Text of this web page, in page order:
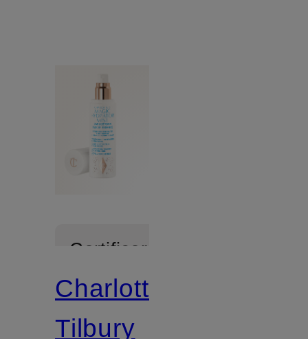
Certificeret
Charlotte
Tilbury